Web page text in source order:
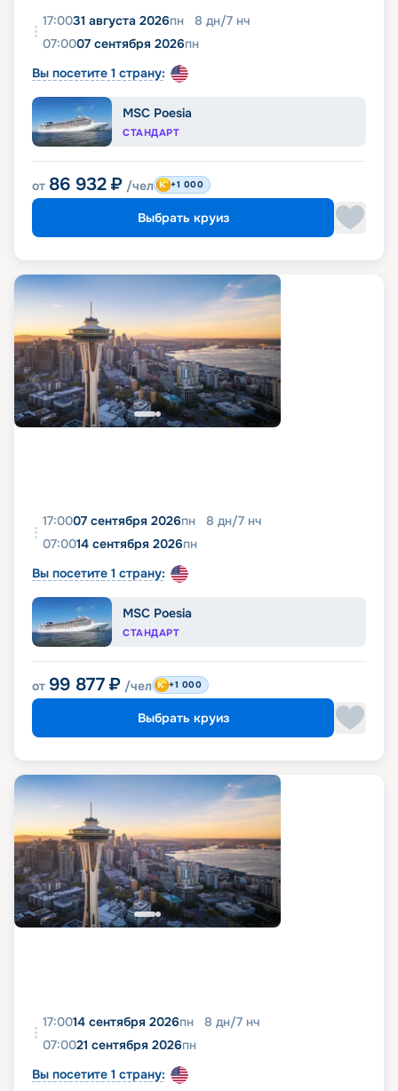
17:0031 августа 2026пн 8 дн/7 нч
07:0007 сентября 2026пн
Вы посетите 1 страну:
MSC Poesia
СТАНДАРТ
от 86 932 ₽ /чел +1 000
Выбрать круиз
17:0007 сентября 2026пн 8 дн/7 нч
07:0014 сентября 2026пн
Вы посетите 1 страну:
MSC Poesia
СТАНДАРТ
от 99 877 ₽ /чел +1 000
Выбрать круиз
17:0014 сентября 2026пн 8 дн/7 нч
07:0021 сентября 2026пн
Вы посетите 1 страну: